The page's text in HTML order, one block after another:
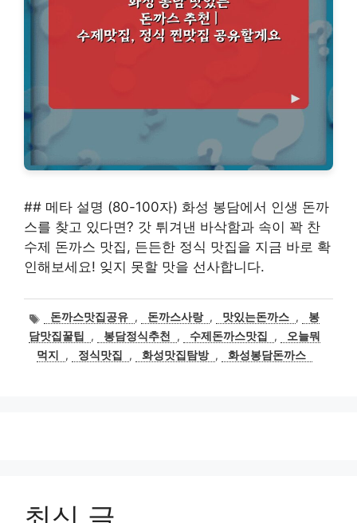
## 메타 설명 (80-100자) 화성 봉담에서 인생 돈까
스를 찾고 있다면? 갓 튀겨낸 바삭함과 속이 꽉 찬
수제 돈까스 맛집, 든든한 정식 맛집을 지금 바로 확
인해보세요! 잊지 못할 맛을 선사합니다.
태
그
돈까스맛집공유 , 돈까스사랑 , 맛있는돈까스 ,
봉
담맛집꿀팁
, 봉담정식추천 , 수제돈까스맛집 ,
오늘뭐
먹지
, 정식맛집 , 화성맛집탐방 , 화성봉담돈까스